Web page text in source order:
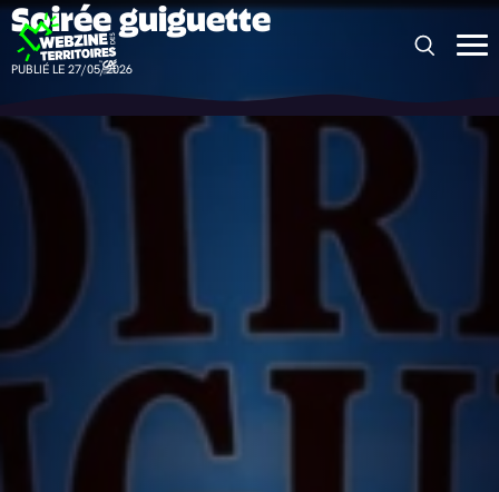
Panneau de gestion des cookies
Soirée guiguette
PUBLIÉ LE 27/05/2026